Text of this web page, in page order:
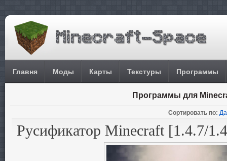
Главня Моды Карты Текстуры Программы
Программы для
Сортировать по:
Русификатор Minecraft [1.4.7/